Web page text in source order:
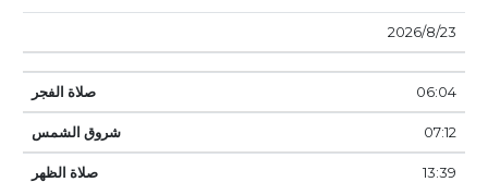
23‏‏/8‏‏/2026
06:04
07:12
13:39